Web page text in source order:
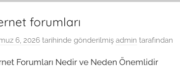
forumları
6, 2026 tarihinde gönderilmiş admin tarafından
Forumları Nedir ve Neden Önemlidir